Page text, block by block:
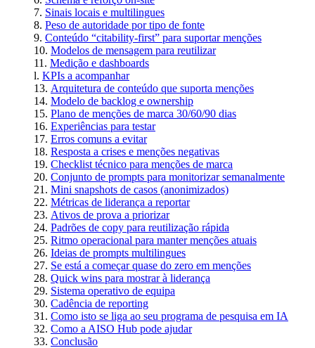
Sinais locais e multilingues
Peso de autoridade por tipo de fonte
Conteúdo “citability-first” para suportar menções
Modelos de mensagem para reutilizar
Medição e dashboards
KPIs a acompanhar
Arquitetura de conteúdo que suporta menções
Modelo de backlog e ownership
Plano de menções de marca 30/60/90 dias
Experiências para testar
Erros comuns a evitar
Resposta a crises e menções negativas
Checklist técnico para menções de marca
Conjunto de prompts para monitorizar semanalmente
Mini snapshots de casos (anonimizados)
Métricas de liderança a reportar
Ativos de prova a priorizar
Padrões de copy para reutilização rápida
Ritmo operacional para manter menções atuais
Ideias de prompts multilingues
Se está a começar quase do zero em menções
Quick wins para mostrar à liderança
Sistema operativo de equipa
Cadência de reporting
Como isto se liga ao seu programa de pesquisa em IA
Como a AISO Hub pode ajudar
Conclusão